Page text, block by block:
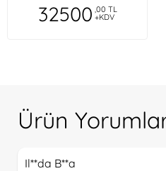
32500 ,00 TL
+KDV
Ürün
Il**da B**a